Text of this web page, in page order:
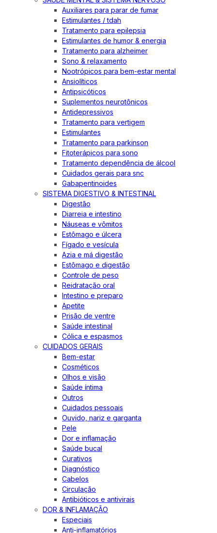
Auxiliares para parar de fumar
Estimulantes / tdah
Tratamento para epilepsia
Estimulantes de humor & energia
Tratamento para alzheimer
Sono & relaxamento
Nootrópicos para bem-estar mental
Ansiolíticos
Antipsicóticos
Suplementos neurotônicos
Antidepressivos
Tratamento para vertigem
Estimulantes
Tratamento para parkinson
Fitoterápicos para sono
Tratamento dependência de álcool
Cuidados gerais para snc
Gabapentinoides
SISTEMA DIGESTIVO & INTESTINAL
Digestão
Diarreia e intestino
Náuseas e vômitos
Estômago e úlcera
Fígado e vesícula
Azia e má digestão
Estômago e digestão
Controle de peso
Reidratação oral
Intestino e preparo
Apetite
Prisão de ventre
Saúde intestinal
Cólica e espasmos
CUIDADOS GERAIS
Bem-estar
Cosméticos
Olhos e visão
Saúde íntima
Outros
Cuidados pessoais
Ouvido, nariz e garganta
Pele
Dor e inflamação
Saúde bucal
Curativos
Diagnóstico
Cabelos
Circulação
Antibióticos e antivirais
DOR & INFLAMAÇÃO
Especiais
Anti-inflamatórios